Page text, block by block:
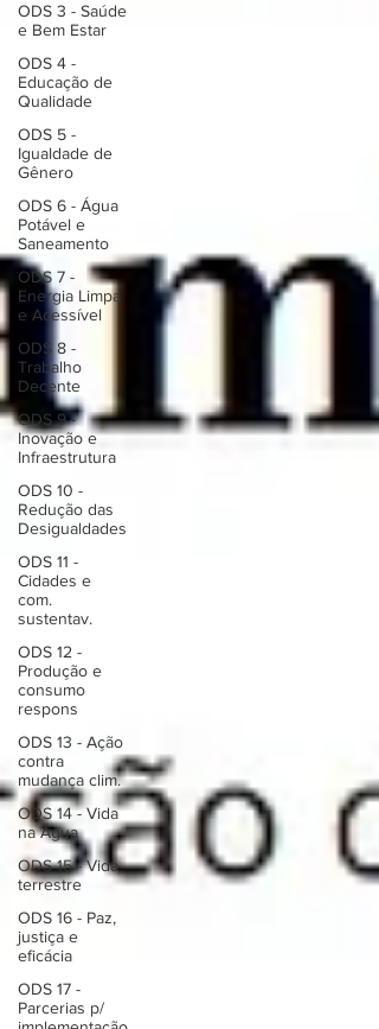
ODS 3 - Saúde
e Bem Estar
ODS 4 -
Educação de
Qualidade
ODS 5 -
Igualdade de
Gênero
ODS 6 - Água
Potável e
Saneamento
ODS 7 -
Energia Limpa
e Acessível
ODS 8 -
Trabalho
Decente
ODS 9 -
Inovação e
Infraestrutura
ODS 10 -
Redução das
Desigualdades
ODS 11 -
Cidades e
com.
sustentav.
ODS 12 -
Produção e
consumo
respons
ODS 13 - Ação
contra
mudança clim.
ODS 14 - Vida
na Água
ODS 15 - Vida
terrestre
ODS 16 - Paz,
justiça e
eficácia
ODS 17 -
Parcerias p/